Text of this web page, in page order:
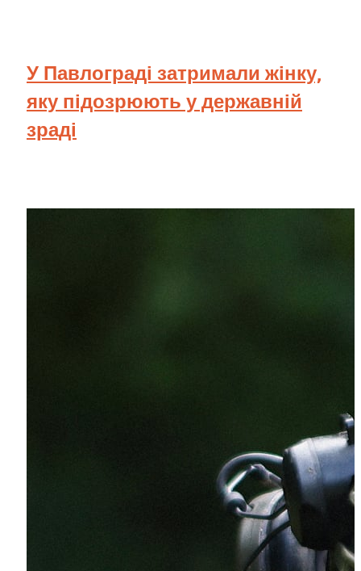
У Павлограді затримали жінку,
яку підозрюють у державній
зраді